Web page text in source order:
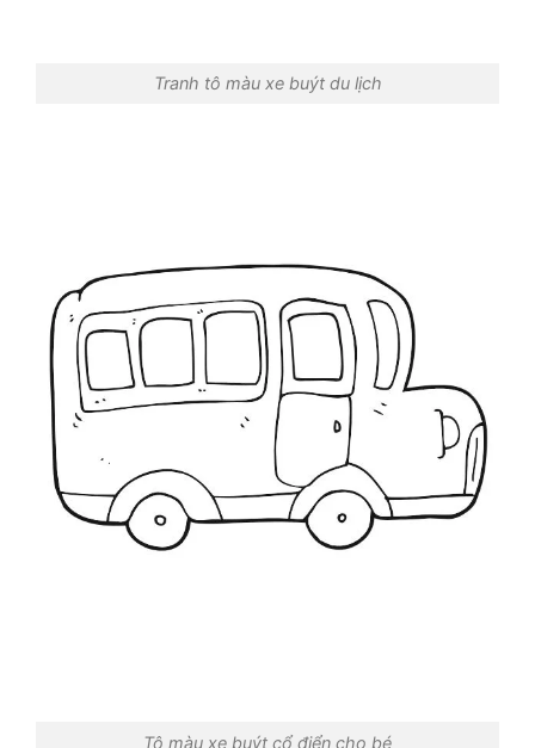
Tranh tô màu xe buýt du lịch
Tô màu xe buýt cổ điển cho bé